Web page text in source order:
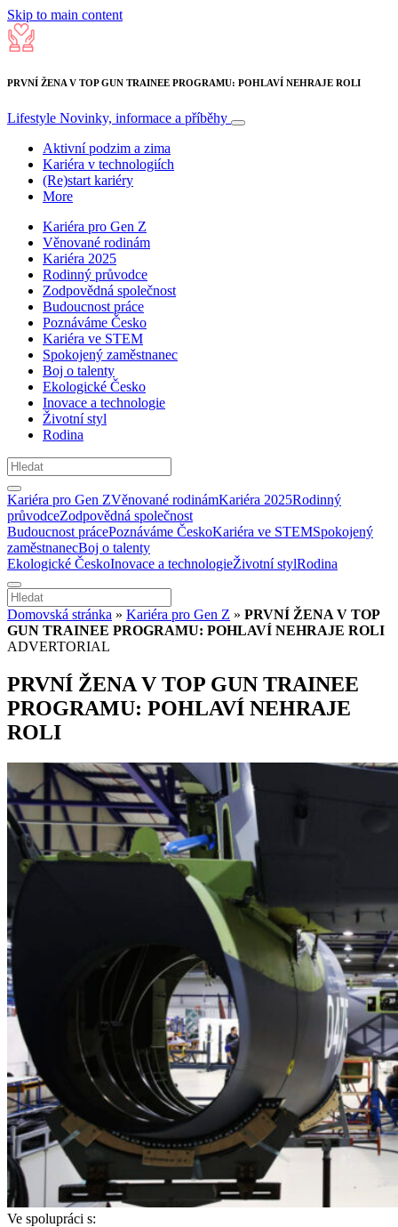
Skip to main content
PRVNÍ ŽENA V TOP GUN TRAINEE PROGRAMU: POHLAVÍ NEHRAJE ROLI
Lifestyle Novinky, informace a příběhy
Aktivní podzim a zima
Kariéra v technologiích
(Re)start kariéry
More
Kariéra pro Gen Z
Věnované rodinám
Kariéra 2025
Rodinný průvodce
Zodpovědná společnost
Budoucnost práce
Poznáváme Česko
Kariéra ve STEM
Spokojený zaměstnanec
Boj o talenty
Ekologické Česko
Inovace a technologie
Životní styl
Rodina
Kariéra pro Gen ZVěnované rodinámKariéra 2025Rodinný
průvodceZodpovědná společnost
Budoucnost prácePoznáváme ČeskoKariéra ve STEMSpokojený
zaměstnanecBoj o talenty
Ekologické ČeskoInovace a technologieŽivotní stylRodina
Domovská stránka » Kariéra pro Gen Z » PRVNÍ ŽENA V TOP
GUN TRAINEE PROGRAMU: POHLAVÍ NEHRAJE ROLI
ADVERTORIAL
PRVNÍ ŽENA V TOP GUN TRAINEE
PROGRAMU: POHLAVÍ NEHRAJE
ROLI
Ve spolupráci s: